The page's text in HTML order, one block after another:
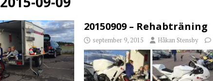
20150909 – Rehabträning
september 9, 2015 Håkan Stensby